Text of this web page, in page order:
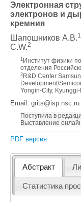
Электронная
электронов и
кремния
Шапошников А.В.1
C.W.2
1 Институт физики
отделения
2 R&D Center
Development/
Yongin-City,
Email: grits@isp.nsc.ru
Поступила в
Выставление
PDF версия
Абстракт
Статистика